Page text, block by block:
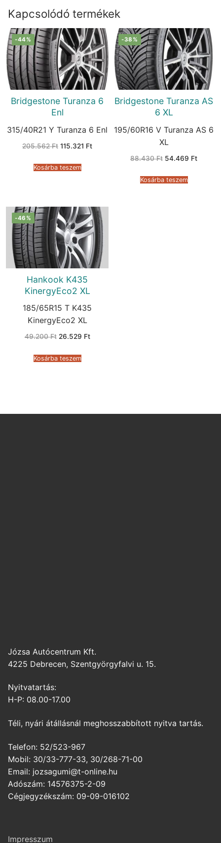
Kapcsolódó termékek
-44%
Bridgestone Turanza 6
Enl
315/40R21 Y Turanza 6 Enl
205.562Ft Original
205.562 Ft.
115.321 FtCurrent
Kosárba teszem
-38%
Bridgestone Turanza AS
6 XL
195/60R16 V Turanza AS 6
XL
88.430Ft Original
88.430 Ft.
54.469 FtCurrent
Kosárba teszem
-46%
Hankook K435
KinergyEco2 XL
185/65R15 T K435
KinergyEco2 XL
49.200Ft Original
49.200 Ft.
26.529 FtCurrent
Kosárba teszem
Józsa Autócentrum Kft.
4225 Debrecen, Szentgyörgyfalvi u. 15.
Nyitvatartás:
H-P: 08.00-17.00
Téli, nyári átállásnál meghosszabbított nyitva tartás.
Telefon: 52/523-967
Mobil: 30/33-777-33, 30/268-71-00
Email: jozsagumi@t-online.hu
Adószám: 14576375-2-09
Cégjegyzékszám: 09-09-016102
Impresszum